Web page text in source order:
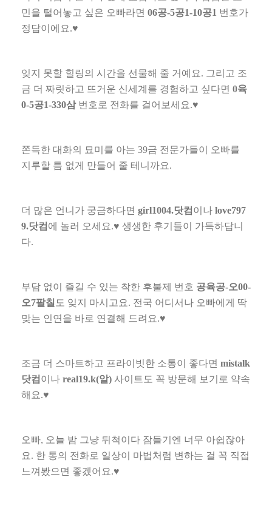
민을 털어놓고 싶은 오빠라면 06공-5공1-10공1 번호가
정답이에요.♥
잊지 못할 힐링의 시간을 선물해 줄 거예요. 그리고 조
금 더 짜릿하고 뜨거운 신세계를 경험하고 싶다면 0육
0-5공1-330삼 번호로 전화를 걸어보세요.♥
쫀득한 대화의 묘미를 아는 39금 전문가들이 오빠를
지루할 틈 없게 만들어 줄 테니까요.
더 많은 언니가 궁금하다면 girl1004.닷컴 이나 love797
9.닷컴 에 놀러 오세요.♥ 생생한 후기들이 가득하답니
다.
부담 없이 즐길 수 있는 착한 후불제 번호 공육공-오00-
오7팔칠 도 잊지 마시고요. 전국 어디서나 오빠에게 딱
맞는 인연을 바로 연결해 드려요.♥
조금 더 스마트하고 프라이빗한 소통이 좋다면 mistalk
닷컴 이나 real19.k(알) 사이트도 꼭 방문해 보기로 약속
해요.♥
오빠, 오늘 밤 그냥 뒤척이다 잠들기엔 너무 아쉽잖아
요. 한 통의 전화로 일상이 마법처럼 변하는 걸 꼭 직접
느껴봤으면 좋겠어요.♥